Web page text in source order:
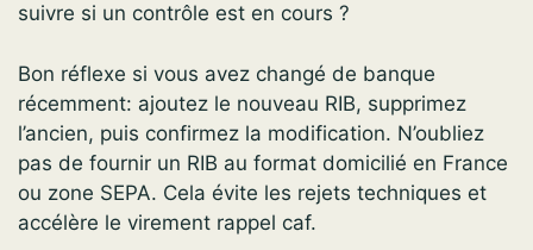
suivre si un contrôle est en cours ?
Bon réflexe si vous avez changé de banque
récemment: ajoutez le nouveau RIB, supprimez
l’ancien, puis confirmez la modification. N’oubliez
pas de fournir un RIB au format domicilié en France
ou zone SEPA. Cela évite les rejets techniques et
accélère le virement rappel caf.